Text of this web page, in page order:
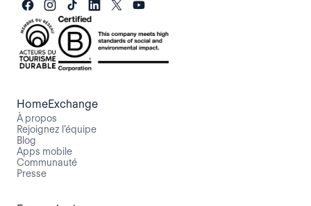
HomeExchange
À propos
Rejoignez l’équipe
Blog
Apps mobile
Communauté
Presse